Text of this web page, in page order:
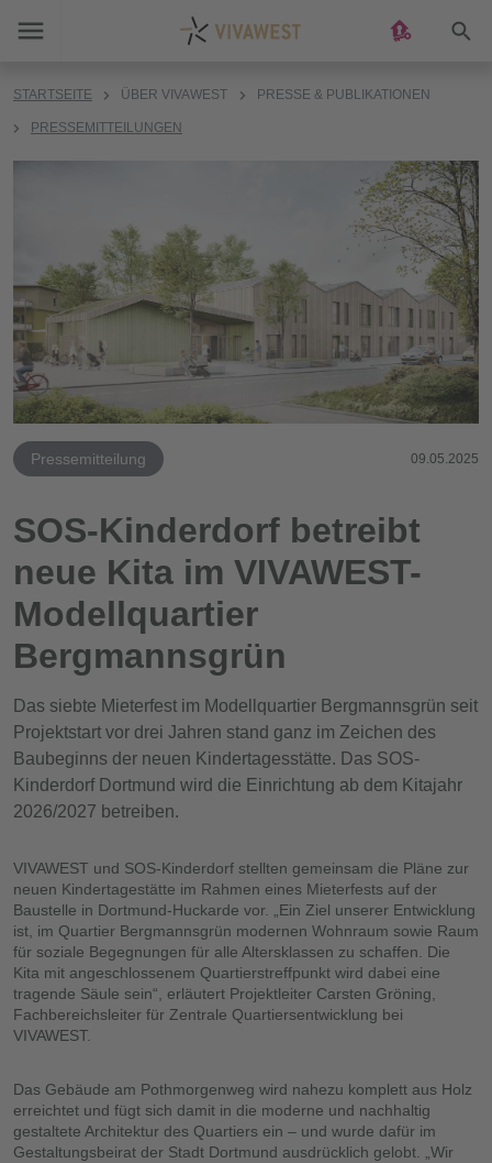
STARTSEITE ÜBER VIVAWEST PRESSE & PUBLIKATIONEN
PRESSEMITTEILUNGEN
Pressemitteilung 09.05.2025
SOS-Kinderdorf betreibt
neue Kita im VIVAWEST-
Modellquartier
Bergmannsgrün
Das siebte Mieterfest im Modellquartier Bergmannsgrün seit
Projektstart vor drei Jahren stand ganz im Zeichen des
Baubeginns der neuen Kindertagesstätte. Das SOS-
Kinderdorf Dortmund wird die Einrichtung ab dem Kitajahr
2026/2027 betreiben.
VIVAWEST und SOS-Kinderdorf stellten gemeinsam die Pläne zur
neuen Kindertagestätte im Rahmen eines Mieterfests auf der
Baustelle in Dortmund-Huckarde vor. „Ein Ziel unserer Entwicklung
ist, im Quartier Bergmannsgrün modernen Wohnraum sowie Raum
für soziale Begegnungen für alle Altersklassen zu schaffen. Die
Kita mit angeschlossenem Quartierstreffpunkt wird dabei eine
tragende Säule sein“, erläutert Projektleiter Carsten Gröning,
Fachbereichsleiter für Zentrale Quartiersentwicklung bei
VIVAWEST.
Das Gebäude am Pothmorgenweg wird nahezu komplett aus Holz
erreichtet und fügt sich damit in die moderne und nachhaltig
gestaltete Architektur des Quartiers ein – und wurde dafür im
Gestaltungsbeirat der Stadt Dortmund ausdrücklich gelobt. „Wir